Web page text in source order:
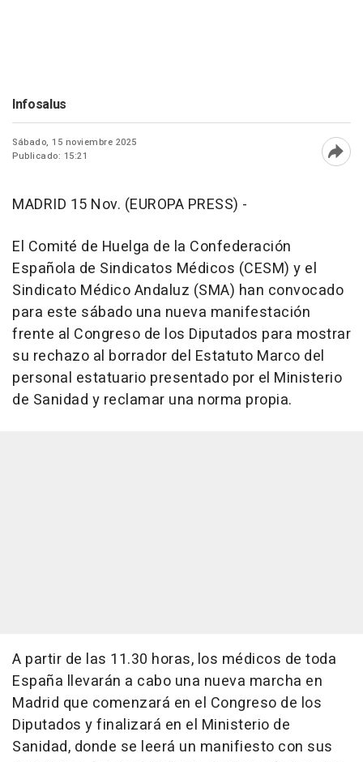
Infosalus
Sábado, 15 noviembre 2025
Publicado: 15:21
MADRID 15 Nov. (EUROPA PRESS) -
El Comité de Huelga de la Confederación
Española de Sindicatos Médicos (CESM) y el
Sindicato Médico Andaluz (SMA) han convocado
para este sábado una nueva manifestación
frente al Congreso de los Diputados para mostrar
su rechazo al borrador del Estatuto Marco del
personal estatuario presentado por el Ministerio
de Sanidad y reclamar una norma propia.
A partir de las 11.30 horas, los médicos de toda
España llevarán a cabo una nueva marcha en
Madrid que comenzará en el Congreso de los
Diputados y finalizará en el Ministerio de
Sanidad, donde se leerá un manifiesto con sus